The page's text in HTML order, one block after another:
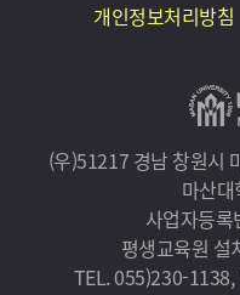
개인정보처리방침
(우)51217 경남 창원시
마산
사업자등
평생교육원 설
TEL. 055)230-